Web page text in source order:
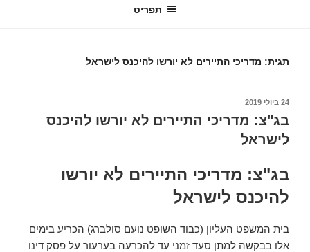
תפריט
תגית: מדריכי התיירים לא יורשו להיכנס לישראל
פורסם
24 ביולי 2019
בג"צ: מדריכי התיירים לא יורשו להיכנס
לישראל
בג"צ: מדריכי התיירים לא יורשו
להיכנס לישראל
בית המשפט העליון (כבוד השופט נועם סולברג) הכריע בימים
אלו בבקשה למתן סעד זמני עד להכרעה בערעור על פסק דינו